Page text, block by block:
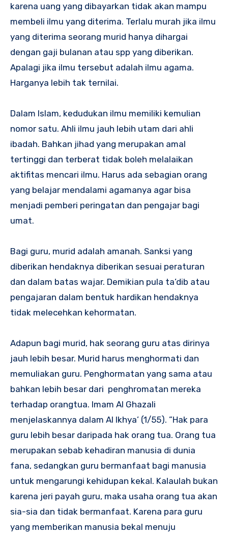
karena uang yang dibayarkan tidak akan mampu
membeli ilmu yang diterima. Terlalu murah jika ilmu
yang diterima seorang murid hanya dihargai
dengan gaji bulanan atau spp yang diberikan.
Apalagi jika ilmu tersebut adalah ilmu agama.
Harganya lebih tak ternilai.
Dalam Islam, kedudukan ilmu memiliki kemulian
nomor satu. Ahli ilmu jauh lebih utam dari ahli
ibadah. Bahkan jihad yang merupakan amal
tertinggi dan terberat tidak boleh melalaikan
aktifitas mencari ilmu. Harus ada sebagian orang
yang belajar mendalami agamanya agar bisa
menjadi pemberi peringatan dan pengajar bagi
umat.
Bagi guru, murid adalah amanah. Sanksi yang
diberikan hendaknya diberikan sesuai peraturan
dan dalam batas wajar. Demikian pula ta’dib atau
pengajaran dalam bentuk hardikan hendaknya
tidak melecehkan kehormatan.
Adapun bagi murid, hak seorang guru atas dirinya
jauh lebih besar. Murid harus menghormati dan
memuliakan guru. Penghormatan yang sama atau
bahkan lebih besar dari penghromatan mereka
terhadap orangtua. Imam Al Ghazali
menjelaskannya dalam Al Ikhya’ (1/55). ”Hak para
guru lebih besar daripada hak orang tua. Orang tua
merupakan sebab kehadiran manusia di dunia
fana, sedangkan guru bermanfaat bagi manusia
untuk mengarungi kehidupan kekal. Kalaulah bukan
karena jeri payah guru, maka usaha orang tua akan
sia-sia dan tidak bermanfaat. Karena para guru
yang memberikan manusia bekal menuju